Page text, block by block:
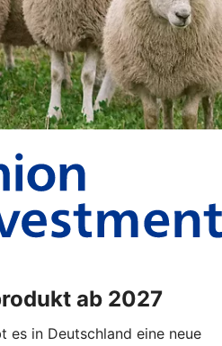
ab 2027
es in Deutschland eine neue